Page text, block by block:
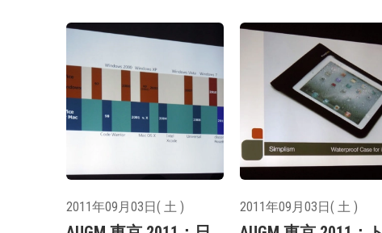
2011年09月03日( 土 ) 2011年09月03日( 土 )